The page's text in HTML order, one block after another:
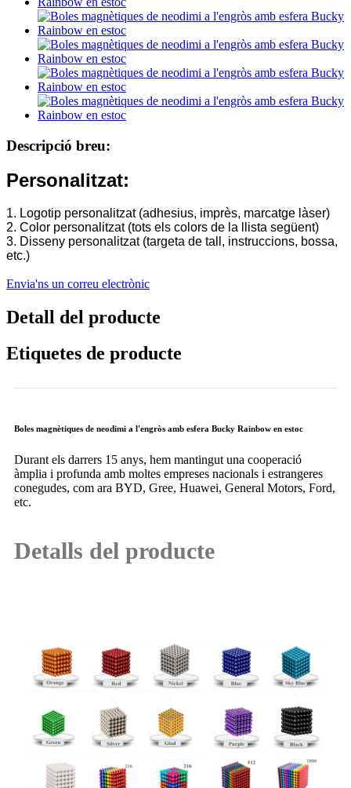
Descripció breu:
Personalitzat:
1. Logotip personalitzat (adhesius, imprès, marcatge làser)
2. Color personalitzat (tots els colors de la llista següent)
3. Disseny personalitzat (targeta de tall, instruccions, bossa,
etc.)
Envia'ns un correu electrònic
Detall del producte
Etiquetes de producte
Boles magnètiques de neodimi a l'engròs amb esfera Bucky Rainbow en estoc
Durant els darrers 15 anys, hem mantingut una cooperació
àmplia i profunda amb moltes empreses nacionals i estrangeres
conegudes, com ara BYD, Gree, Huawei, General Motors, Ford,
etc.
Detalls del producte